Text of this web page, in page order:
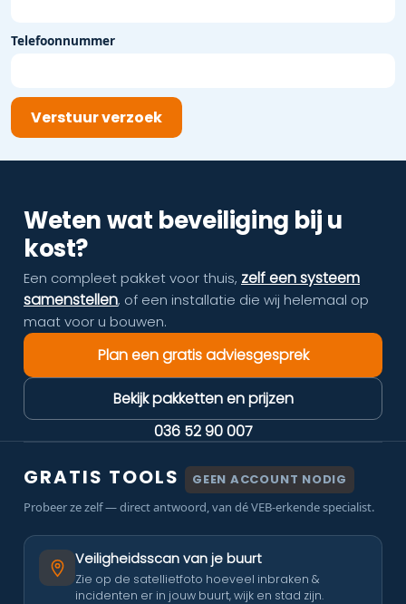
Telefoonnummer
Verstuur verzoek
Weten wat beveiliging bij u
kost?
Een compleet pakket voor thuis, zelf een systeem
samenstellen, of een installatie die wij helemaal op
maat voor u bouwen.
Plan een gratis adviesgesprek
Bekijk pakketten en prijzen
036 52 90 007
GRATIS TOOLS GEEN ACCOUNT NODIG
Probeer ze zelf — direct antwoord, van dé VEB-erkende specialist.
Veiligheidsscan van je buurt
Zie op de satellietfoto hoeveel inbraken &
incidenten er in jouw buurt, wijk en stad zijn.